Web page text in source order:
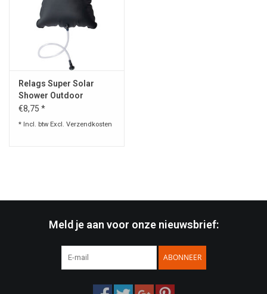
Schoenen
Speelgoed
Survival
Relags Super Solar
Shower Outdoor
€8,75 *
* Incl. btw Excl. Verzendkosten
Meld je aan voor onze nieuwsbrief:
ABONNEER